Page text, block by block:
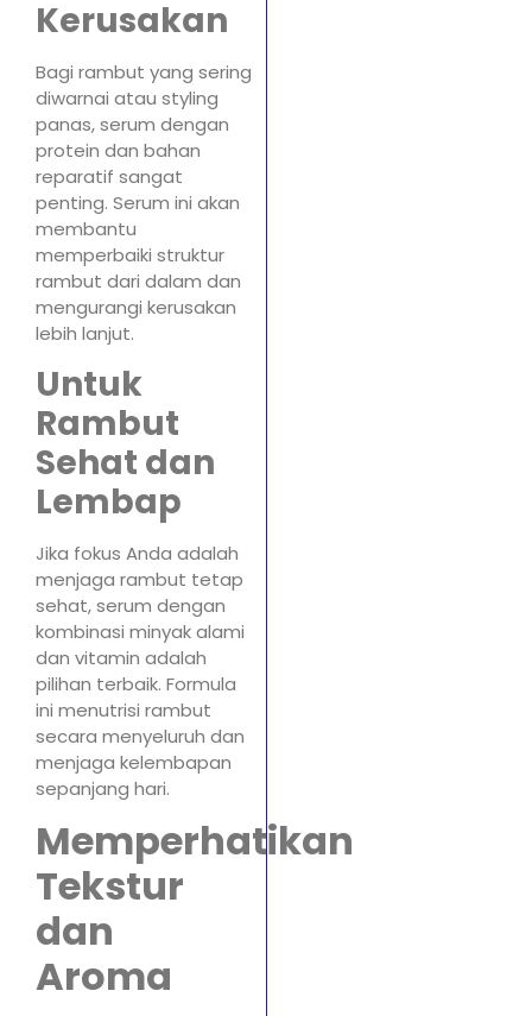
Kerusakan
Bagi rambut yang sering
diwarnai atau styling
panas, serum dengan
protein dan bahan
reparatif sangat
penting. Serum ini akan
membantu
memperbaiki struktur
rambut dari dalam dan
mengurangi kerusakan
lebih lanjut.
Untuk
Rambut
Sehat dan
Lembap
Jika fokus Anda adalah
menjaga rambut tetap
sehat, serum dengan
kombinasi minyak alami
dan vitamin adalah
pilihan terbaik. Formula
ini menutrisi rambut
secara menyeluruh dan
menjaga kelembapan
sepanjang hari.
Memperhatikan
Tekstur
dan
Aroma